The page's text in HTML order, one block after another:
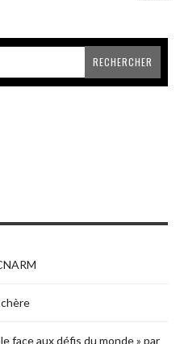
face aux défis du monde » par